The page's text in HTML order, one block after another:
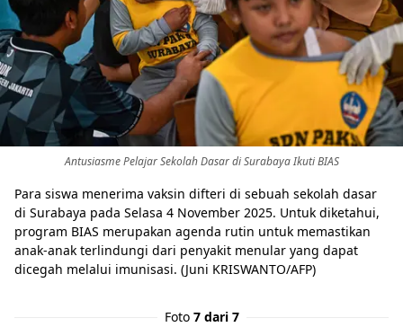
Antusiasme Pelajar Sekolah Dasar di Surabaya Ikuti BIAS
Para siswa menerima vaksin difteri di sebuah sekolah dasar
di Surabaya pada Selasa 4 November 2025. Untuk diketahui,
program BIAS merupakan agenda rutin untuk memastikan
anak-anak terlindungi dari penyakit menular yang dapat
dicegah melalui imunisasi. (Juni KRISWANTO/AFP)
Foto 7 dari 7